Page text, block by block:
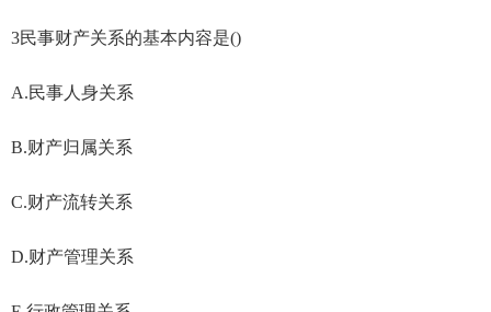
3民事财产关系的基本内容是()
A.民事人身关系
B.财产归属关系
C.财产流转关系
D.财产管理关系